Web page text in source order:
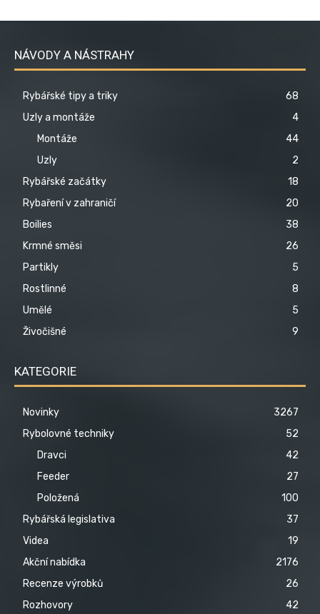
NÁVODY A NÁSTRAHY
Rybářské tipy a triky
68
Uzly a montáže
4
Montáže
44
Uzly
2
Rybářské začátky
18
Rybaření v zahraničí
20
Boilies
38
Krmné směsi
26
Partikly
5
Rostlinné
8
Umělé
5
Živočišné
9
KATEGORIE
Novinky
3267
Rybolovné techniky
52
Dravci
42
Feeder
27
Položená
100
Rybářská legislativa
37
Videa
19
Akční nabídka
2176
Recenze výrobků
26
Rozhovory
42